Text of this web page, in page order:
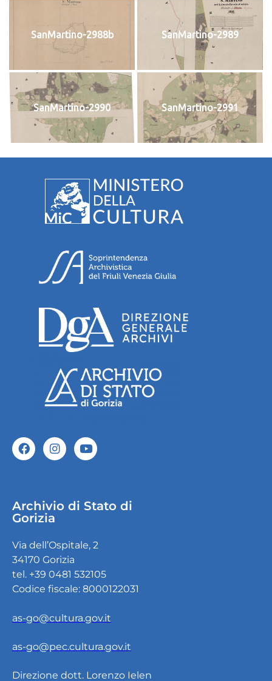
SanMartino-2988b SanMartino-2989
SanMartino-2990 SanMartino-2991
Archivio di Stato di
Gorizia
Via dell’Ospitale, 2
34170 Gorizia
tel. +39 0481 532105
Codice fiscale: 8000122031
as-go@cultura.gov.it
as-go@pec.cultura.gov.it
Direzione dott. Lorenzo Ielen